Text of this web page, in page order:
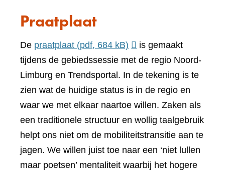
Praatplaat
De praatplaat (pdf, 684 kB)
is gemaakt
tijdens de gebiedssessie met de regio Noord-
Limburg en Trendsportal. In de tekening is te
zien wat de huidige status is in de regio en
waar we met elkaar naartoe willen. Zaken als
een traditionele structuur en wollig taalgebruik
helpt ons niet om de mobiliteitstransitie aan te
jagen. We willen juist toe naar een ‘niet lullen
maar poetsen’ mentaliteit waarbij het hogere